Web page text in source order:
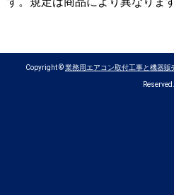
Copyright ©業務用エアコン取付工事と機器販
Reserved.